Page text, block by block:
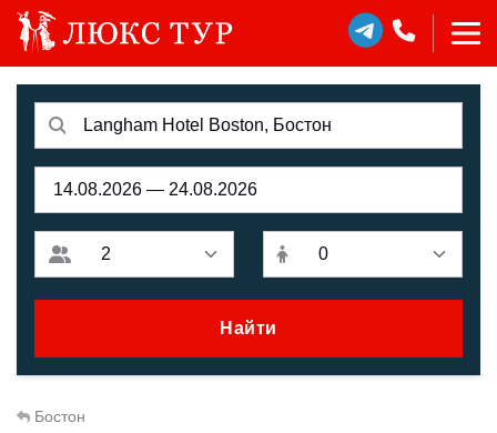
Найти
Бостон